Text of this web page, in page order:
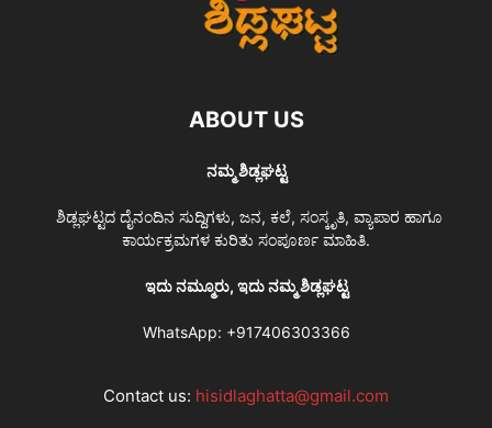
ABOUT US
ನಮ್ಮ ಶಿಡ್ಲಘಟ್ಟ
ಶಿಡ್ಲಘಟ್ಟದ ದೈನಂದಿನ ಸುದ್ದಿಗಳು, ಜನ, ಕಲೆ, ಸಂಸ್ಕೃತಿ, ವ್ಯಾಪಾರ ಹಾಗೂ
ಕಾರ್ಯಕ್ರಮಗಳ ಕುರಿತು ಸಂಪೂರ್ಣ ಮಾಹಿತಿ.
ಇದು ನಮ್ಮೂರು, ಇದು ನಮ್ಮ ಶಿಡ್ಲಘಟ್ಟ
WhatsApp: +917406303366
Contact us: hisidlaghatta@gmail.com